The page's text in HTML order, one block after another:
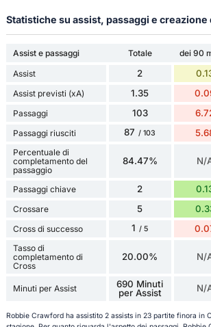
Statistiche su assist, passaggi e creazione
Assist e passaggi Totale dei 90
Assist
2
Assist previsti (xA) 1.35
Passaggi 103
Passaggi riusciti 87 / 103
Percentuale di
completamento del
passaggio
84.47% N/
Passaggi chiave 2
Crossare 5
Cross di successo 1 / 5
Tasso di
completamento di
Cross
20.00% N/
Minuti per Assist
690 Minuti
per Assist
N/
Robbie Crawford ha assistito 2 assists in 23 partite finora in